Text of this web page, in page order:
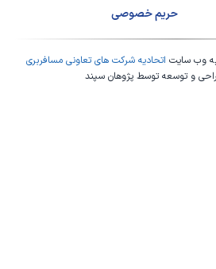
حریم خصوصی
وب سایت اتحادیه شرکت های تعاونی مسافربری
و توسعه توسطپژوهان سپند